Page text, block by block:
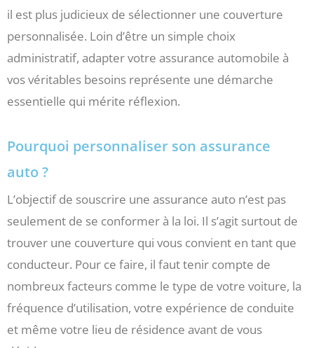
il est plus judicieux de sélectionner une couverture
personnalisée. Loin d’être un simple choix
administratif, adapter votre assurance automobile à
vos véritables besoins représente une démarche
essentielle qui mérite réflexion.
Pourquoi personnaliser son assurance
auto ?
L’objectif de souscrire une assurance auto n’est pas
seulement de se conformer à la loi. Il s’agit surtout de
trouver une couverture qui vous convient en tant que
conducteur. Pour ce faire, il faut tenir compte de
nombreux facteurs comme le type de votre voiture, la
fréquence d’utilisation, votre expérience de conduite
et même votre lieu de résidence avant de vous